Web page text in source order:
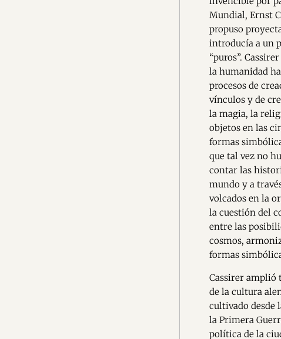
Mundial, Ernst
propuso
introducía a un
“puros”.
la humanidad
procesos de
vínculos y de
la magia, la
objetos en las
formas
que tal vez no
contar las
mundo y a
volcados en la
la cuestión del
entre las
cosmos,
formas
Cassirer amplió
de la cultura
cultivado desde
la Primera
política de la